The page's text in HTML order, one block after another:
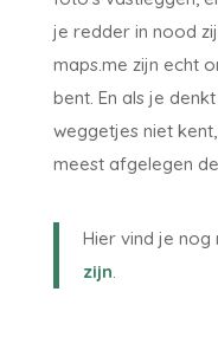
je redder in nood
maps.me zijn echt
bent. En als je
weggetjes niet
meest afgelegen
Hier vind je nog
zijn.